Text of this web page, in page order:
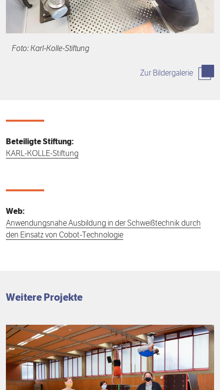
Foto: Karl-Kolle-Stiftung
Zur Bildergalerie
Beteiligte Stiftung:
KARL-KOLLE-Stiftung
Web:
Anwendungsnahe Ausbildung in der Schweißtechnik durch
den Einsatz von Cobot-Technologie
Weitere Projekte